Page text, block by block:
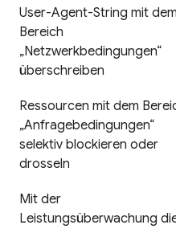
User-Agent-String mit dem
Bereich
„Netzwerkbedingungen“
überschreiben
Ressourcen mit dem
„Anfragebedingungen“
selektiv blockieren oder
drosseln
Mit der
Leistungsüberwachung